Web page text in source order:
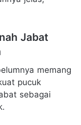
Jabat
memang
pucuk
sebagai